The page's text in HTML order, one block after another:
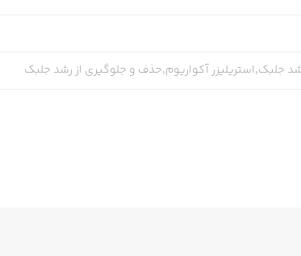
جلبک,استریلیزر آکواریوم,حذف و جلوگیری از رشد جلبک